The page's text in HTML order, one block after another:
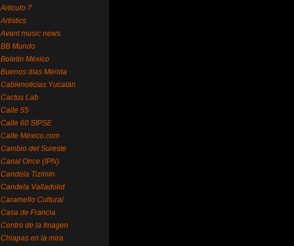
Artículo 7
Artistics
Avant music news
BB Mundo
Boletín México
Buenos días Mérida
Cablenoticias Yucatán
Cactus Lab
Calle 55
Calle 60 SIPSE
Calle México.com
Cambio del Sureste
Canal Once (IPN)
Candela Tizimín
Candela Valladolid
Caramello Cultural
Casa de Francia
Centro de la Imagen
Chiapas en la mira